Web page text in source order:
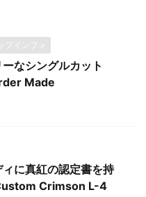
プインフォ
なシングルカット
Made
に真紅の認定書を持
Crimson L-4